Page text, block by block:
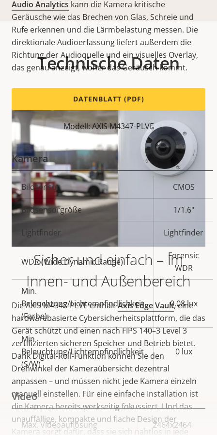
Audio Analytics kann die Kamera kritische
Geräusche wie das Brechen von Glas, Schreie und
Rufe erkennen und die Lärmbelastung messen. Die
direktionale Audioerfassung liefert außerdem die
Richtung der Audioquelle und ein visuelles Overlay,
das genau anzeigt, woher das Geräusch kommt.
Sicher und einfach – im
Innen- und Außenbereich
Die AXIS M4347-PLVE enthältAxis Edge Vault, eine
hardwarebasierte Cybersicherheitsplattform, die das
Gerät schützt und einen nach FIPS 140–3 Level 3
zertifizierten sicheren Speicher und Betrieb bietet.
Dank Digital-Roll-Funktion können Sie den
Drehwinkel der Kameraübersicht dezentral
anpassen – und müssen nicht jede Kamera einzeln
manuell einstellen. Für eine einfache Installation ist
die Kamera bereits werkseitig fokussiert. Und das
unauffällige, kompakte und flache Design der
Kamera sorgt dafür, dass sie sich nahtlos in jede
Technische Daten
DATENBLATT (PDF)
Modell: AXIS M4347-PLVE
Kamera
Eigentumsbeschreibung Eigentumswert
Bildsensor CMOS
Bildsensorgröße 1/1.6"
Lightfinder Lightfinder
WDR (Wide Dynamic Range)
Forensic
WDR
Min.
Beleuchtung/Lichtempfindlichkeit
(Farbe)
0.08 lux
Min.
Beleuchtung/Lichtempfindlichkeit
(S/W)
0 lux
Video
Eigentumsbeschreibung Eigentumswert
Max. Videoauflösung 2464x2464